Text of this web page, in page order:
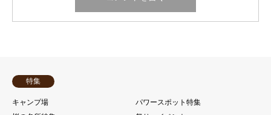
特集
キャンプ場
パワースポット特集